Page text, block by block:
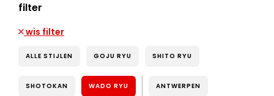
filter
wis filter
ALLE STIJLEN GOJU RYU SHITO RYU
SHOTOKAN WADO RYU ANTWERPEN